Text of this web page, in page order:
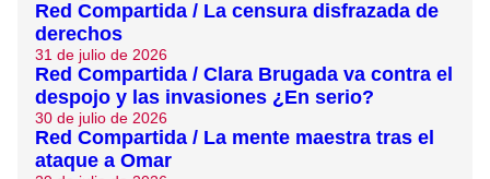
Red Compartida / La censura disfrazada de
derechos
31 de julio de 2026
Red Compartida / Clara Brugada va contra el
despojo y las invasiones ¿En serio?
30 de julio de 2026
Red Compartida / La mente maestra tras el
ataque a Omar